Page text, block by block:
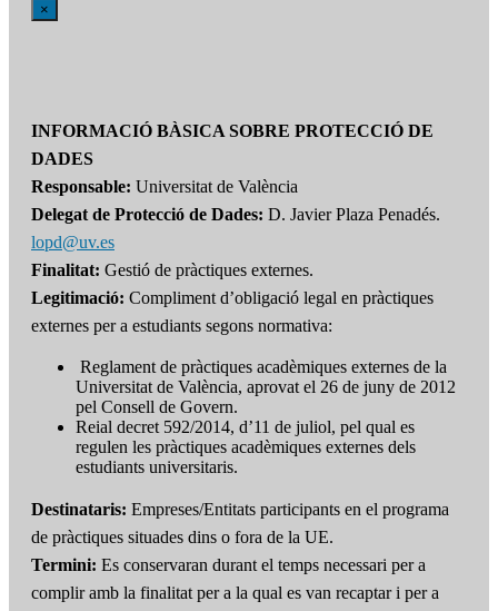
×
INFORMACIÓ BÀSICA SOBRE PROTECCIÓ DE
DADES
Responsable: Universitat de València
Delegat de Protecció de Dades: D. Javier Plaza Penadés.
lopd@uv.es
Finalitat: Gestió de pràctiques externes.
Legitimació: Compliment d’obligació legal en pràctiques
externes per a estudiants segons normativa:
Reglament de pràctiques acadèmiques externes de la
Universitat de València, aprovat el 26 de juny de 2012
pel Consell de Govern.
Reial decret 592/2014, d’11 de juliol, pel qual es
regulen les pràctiques acadèmiques externes dels
estudiants universitaris.
Destinataris: Empreses/Entitats participants en el programa
de pràctiques situades dins o fora de la UE.
Termini: Es conservaran durant el temps necessari per a
complir amb la finalitat per a la qual es van recaptar i per a